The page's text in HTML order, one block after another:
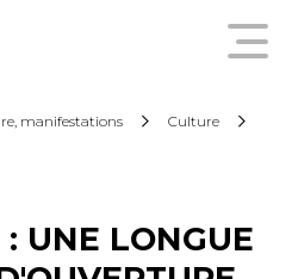
manifestations
Culture
UNE LONGUE